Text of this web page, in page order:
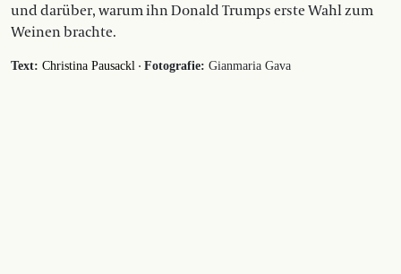
und darüber, warum ihn Donald Trumps erste Wahl zum
Weinen brachte.
Text: Christina Pausackl · Fotografie: Gianmaria Gava